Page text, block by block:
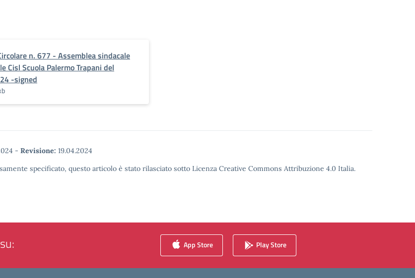
n. 677 - Assemblea sindacale
Cisl Scuola Palermo Trapani del
-signed
- Revisione: 19.04.2024
specificato, questo articolo è stato rilasciato sotto Licenza Creative Commons Attribuzione 4.0 Italia.
App Store Play Store